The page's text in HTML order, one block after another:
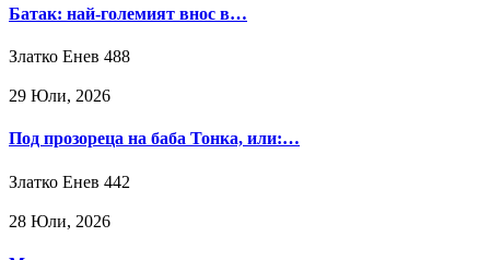
Батак: най-големият внос в…
Златко Енев 488
29 Юли, 2026
Под прозореца на баба Тонка, или:…
Златко Енев 442
28 Юли, 2026